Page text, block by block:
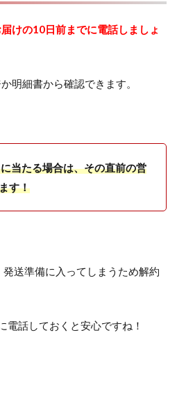
けの10日前までに電話しましょ
明細書から確認できます。
当たる場合は、その直前の営
す！
送準備に入ってしまうため解約
電話しておくと安心ですね！